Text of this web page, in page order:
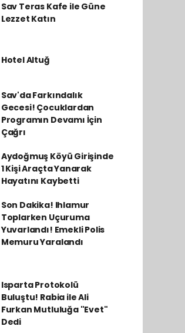
Sav Teras Kafe ile Güne
Lezzet Katın
Hotel Altuğ
Sav'da Farkındalık
Gecesi! Çocuklardan
Programın Devamı İçin
Çağrı
Aydoğmuş Köyü Girişinde
1 Kişi Araçta Yanarak
Hayatını Kaybetti
Son Dakika! Ihlamur
Toplarken Uçuruma
Yuvarlandı! Emekli Polis
Memuru Yaralandı
Isparta Protokolü
Buluştu! Rabia ile Ali
Furkan Mutluluğa "Evet"
Dedi